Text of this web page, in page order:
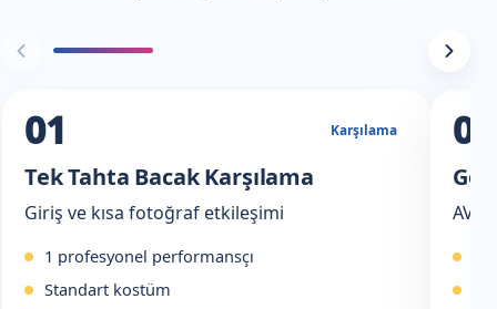
01 Karşılama
Tek Tahta Bacak Karşılama
Giriş ve kısa fotoğraf etkileşimi
1 profesyonel performansçı
Standart kostüm
02